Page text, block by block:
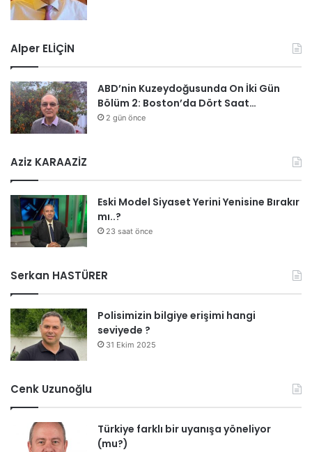
Alper ELİÇİN
ABD’nin Kuzeydoğusunda On İki Gün
Bölüm 2: Boston’da Dört Saat…
2 gün önce
Aziz KARAAZİZ
Eski Model Siyaset Yerini Yenisine Bırakır
mı..?
23 saat önce
Serkan HASTÜRER
Polisimizin bilgiye erişimi hangi
seviyede ?
31 Ekim 2025
Cenk Uzunoğlu
Türkiye farklı bir uyanışa yöneliyor
(mu?)